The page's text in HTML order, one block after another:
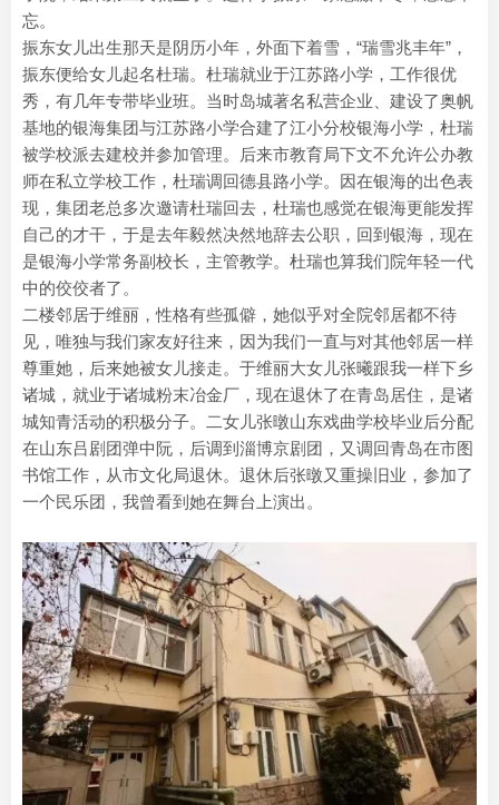
忘。
振东女儿出生那天是阴历小年，外面下着雪，“瑞雪兆丰年”，
振东便给女儿起名杜瑞。杜瑞就业于江苏路小学，工作很优
秀，有几年专带毕业班。当时岛城著名私营企业、建设了奥帆
基地的银海集团与江苏路小学合建了江小分校银海小学，杜瑞
被学校派去建校并参加管理。后来市教育局下文不允许公办教
师在私立学校工作，杜瑞调回德县路小学。因在银海的出色表
现，集团老总多次邀请杜瑞回去，杜瑞也感觉在银海更能发挥
自己的才干，于是去年毅然决然地辞去公职，回到银海，现在
是银海小学常务副校长，主管教学。杜瑞也算我们院年轻一代
中的佼佼者了。
二楼邻居于维丽，性格有些孤僻，她似乎对全院邻居都不待
见，唯独与我们家友好往来，因为我们一直与对其他邻居一样
尊重她，后来她被女儿接走。于维丽大女儿张曦跟我一样下乡
诸城，就业于诸城粉末冶金厂，现在退休了在青岛居住，是诸
城知青活动的积极分子。二女儿张暾山东戏曲学校毕业后分配
在山东吕剧团弹中阮，后调到淄博京剧团，又调回青岛在市图
书馆工作，从市文化局退休。退休后张暾又重操旧业，参加了
一个民乐团，我曾看到她在舞台上演出。